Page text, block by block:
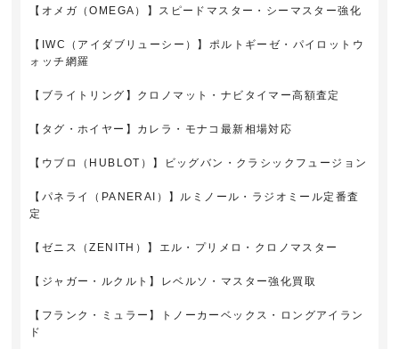
【オメガ（OMEGA）】スピードマスター・シーマスター強化
【IWC（アイダブリューシー）】ポルトギーゼ・パイロットウ
ォッチ網羅
【ブライトリング】クロノマット・ナビタイマー高額査定
【タグ・ホイヤー】カレラ・モナコ最新相場対応
【ウブロ（HUBLOT）】ビッグバン・クラシックフュージョン
【パネライ（PANERAI）】ルミノール・ラジオミール定番査
定
【ゼニス（ZENITH）】エル・プリメロ・クロノマスター
【ジャガー・ルクルト】レベルソ・マスター強化買取
【フランク・ミュラー】トノーカーベックス・ロングアイラン
ド